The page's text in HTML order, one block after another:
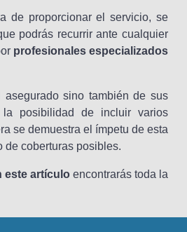
de proporcionar el servicio, se
podrás recurrir ante cualquier
profesionales especializados
sino también de sus
posibilidad de incluir varios
se demuestra el ímpetu de esta
de coberturas posibles.
este artículo encontrarás toda la